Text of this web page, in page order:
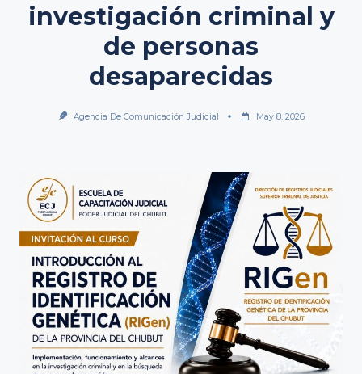
investigación criminal y
de personas
desaparecidas
Agencia De Comunicación Judicial May 8, 2026